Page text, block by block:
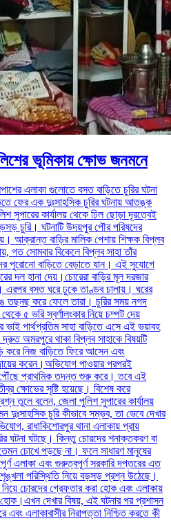
ভূমিকায় ক্ষোভ জনমনে
এলাকা গুলোতে বসত বাড়িতে চুরির ঘটনা
ফের এক দুঃসাহসিক চুরির ঘটনায় আতঙ্ক
সুপারের কার্যালয় থেকে ঢিল ছোড়া দূরত্বেই
চুরি। ঘটনাটি উদয়পুর পৌর পরিষদের
আক্রান্ত বাড়ির মালিক পেশায় শিক্ষক বিপ্লব
গত সোমবার বিকেলে বিপ্লব সাহা তাঁর
পুরোনো বাড়িতে বেড়াতে যান। এই সুযোগে
দল হানা দেয়।চোরেরা বাড়ির মূল দরজার
বসত ঘরে ঢুকে তাণ্ডব চালায়। ঘরের
তছনছ করে ফেলে তারা। চুরির সময় নগদ
৫ ভরি স্বর্ণালংকার নিয়ে চম্পট দেয়
ভাই পার্থপ্রতিম সাহা বাড়িতে এসে এই ভয়াবহ
অমরপুরে থাকা বিপ্লব সাহাকে বিষয়টি
করে নিজ বাড়িতে ফিরে আসেন এবং
করেন।অভিযোগ পাওয়ার পরপরই
পৌঁছে প্রাথমিক তদন্ত শুরু করে। তবে এই
ক্ষোভের সৃষ্টি হয়েছে। বিশেষ করে
তুলে বলেন, জেলা পুলিশ সুপারের কার্যালয়
দুঃসাহসিক চুরি কীভাবে সম্ভব, তা ভেবে দেখার
রাধাকিশোরপুর থানা এলাকায় প্রায়
ঘটনা ঘটছে। কিন্তু চোরদের শনাক্তকরণ বা
চোখে পড়ছে না। ফলে সাধারণ মানুষের
এলাকা এবং গুরুত্বপূর্ণ সরকারি দপ্তরের এত
পরিস্থিতি নিয়ে বড়সড় প্রশ্ন উঠেছে।
নিয়ে চোরদের গ্রেফতার করা হোক এবং এলাকায়
দেখার বিষয়, এই ঘটনার পর প্রশাসন
এলাকাবাসীর নিরাপত্তা নিশ্চিত করতে কী